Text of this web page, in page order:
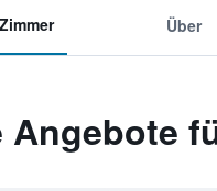
Zimmer Über
Angebote